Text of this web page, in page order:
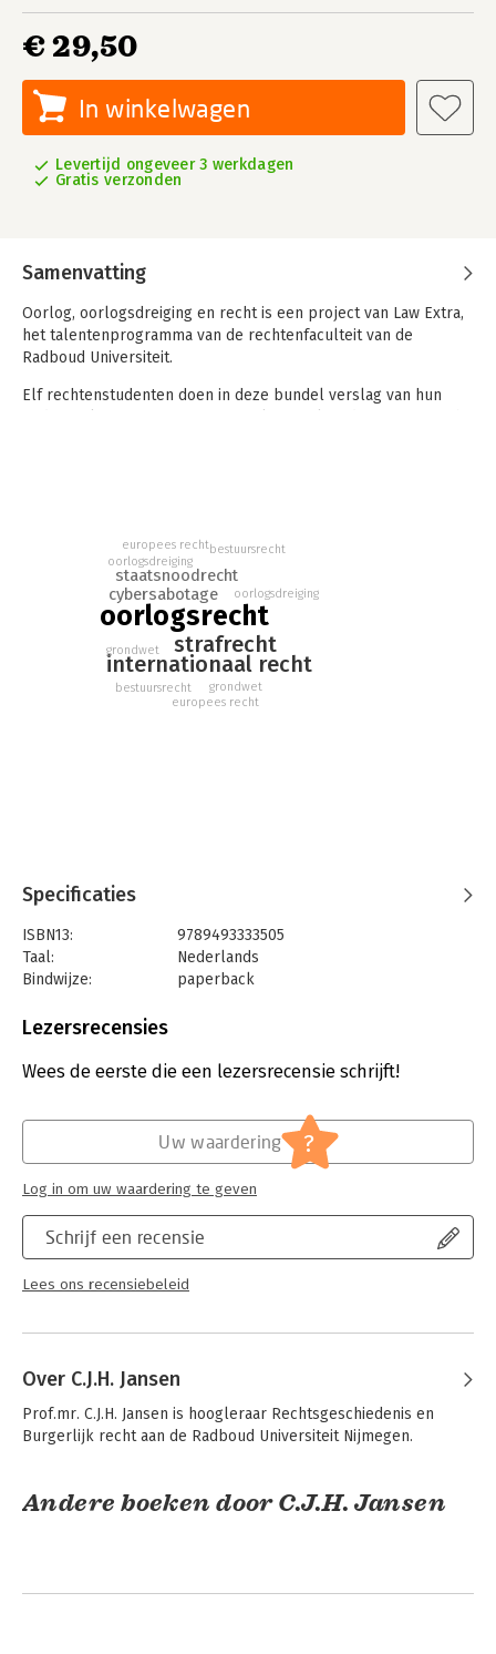
€ 29,50
In winkelwagen
Levertijd ongeveer 3 werkdagen
Gratis verzonden
Samenvatting
Oorlog, oorlogsdreiging en recht is een project van Law Extra,
het talentenprogramma van de rechtenfaculteit van de
Radboud Universiteit.
Elf rechtenstudenten doen in deze bundel verslag van hun
oorlogsrecht
strafrecht
internationaal recht
cybersabotage
staatsnoodrecht
grondwet
europees recht
bestuursrecht
oorlogsdreiging
grondwet
europees rechtbestuursrecht
oorlogsdreiging
Specificaties
ISBN13:
9789493333505
Taal:
Nederlands
Bindwijze:
paperback
Uitgever:
Verschijningsdatum:
28-4-2025
Recht algemeen
Serie:
Lezersrecensies
Wees de eerste die een lezersrecensie schrijft!
Schrijf een recensie
Lees ons recensiebeleid
Uw waardering ?
Log in om uw waardering te geven
Over C.J.H. Jansen
Prof.mr. C.J.H. Jansen is hoogleraar Rechtsgeschiedenis en
Burgerlijk recht aan de Radboud Universiteit Nijmegen.
Andere boeken door C.J.H. Jansen